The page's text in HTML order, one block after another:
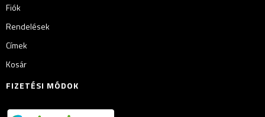
Fiók
Rendelések
Címek
Kosár
FIZETÉSI MÓDOK